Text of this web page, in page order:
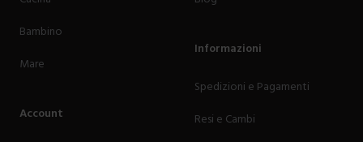
Bambino
Mare
Account
Informazioni
Spedizioni e Pagamenti
Resi e Cambi